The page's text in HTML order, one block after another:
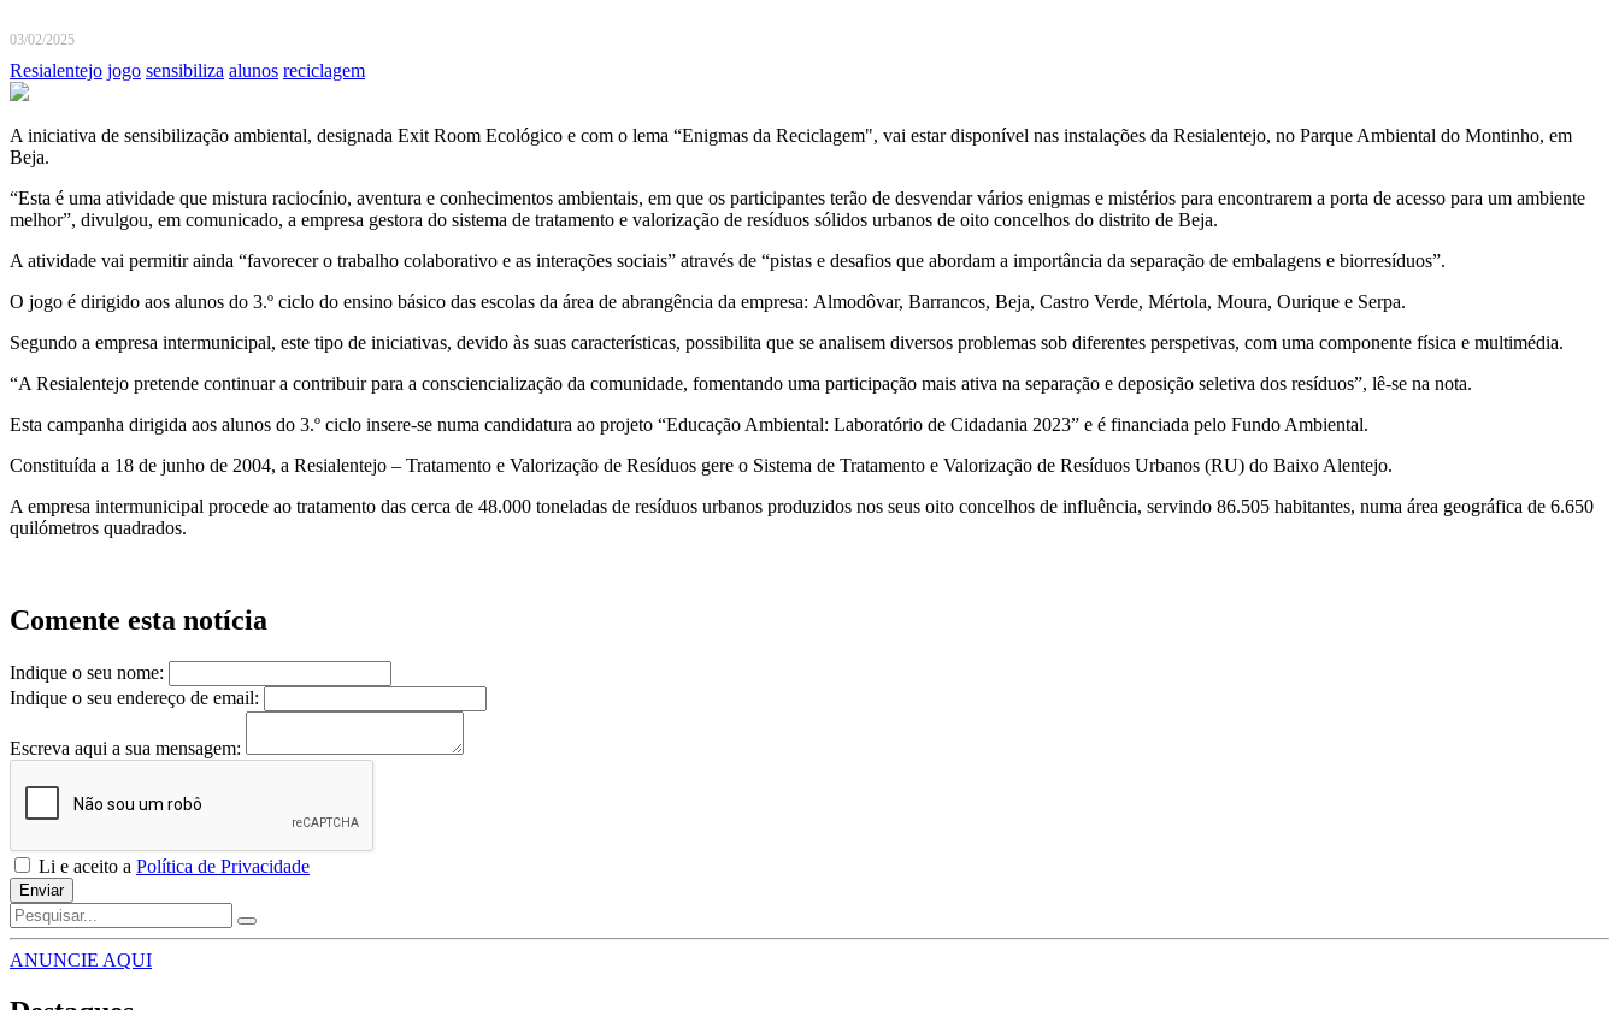
03/02/2025
Resialentejo jogo sensibiliza alunos reciclagem
A iniciativa de sensibilização ambiental, designada Exit Room Ecológico e com o lema “Enigmas da Reciclagem", vai estar disponível nas instalações da Resialentejo, no Parque Ambiental do Montinho, em
Beja.
“Esta é uma atividade que mistura raciocínio, aventura e conhecimentos ambientais, em que os participantes terão de desvendar vários enigmas e mistérios para encontrarem a porta de acesso para um ambiente
melhor”, divulgou, em comunicado, a empresa gestora do sistema de tratamento e valorização de resíduos sólidos urbanos de oito concelhos do distrito de Beja.
A atividade vai permitir ainda “favorecer o trabalho colaborativo e as interações sociais” através de “pistas e desafios que abordam a importância da separação de embalagens e biorresíduos”.
O jogo é dirigido aos alunos do 3.º ciclo do ensino básico das escolas da área de abrangência da empresa: Almodôvar, Barrancos, Beja, Castro Verde, Mértola, Moura, Ourique e Serpa.
Segundo a empresa intermunicipal, este tipo de iniciativas, devido às suas características, possibilita que se analisem diversos problemas sob diferentes perspetivas, com uma componente física e multimédia.
“A Resialentejo pretende continuar a contribuir para a consciencialização da comunidade, fomentando uma participação mais ativa na separação e deposição seletiva dos resíduos”, lê-se na nota.
Esta campanha dirigida aos alunos do 3.º ciclo insere-se numa candidatura ao projeto “Educação Ambiental: Laboratório de Cidadania 2023” e é financiada pelo Fundo Ambiental.
Constituída a 18 de junho de 2004, a Resialentejo – Tratamento e Valorização de Resíduos gere o Sistema de Tratamento e Valorização de Resíduos Urbanos (RU) do Baixo Alentejo.
A empresa intermunicipal procede ao tratamento das cerca de 48.000 toneladas de resíduos urbanos produzidos nos seus oito concelhos de influência, servindo 86.505 habitantes, numa área geográfica de 6.650
quilómetros quadrados.
Comente esta notícia
Indique o seu nome:
Indique o seu endereço de email:
Escreva aqui a sua mensagem:
Li e aceito a Política de Privacidade
Enviar
ANUNCIE AQUI